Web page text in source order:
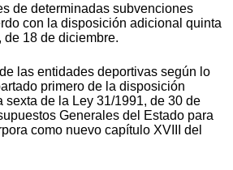
de determinadas subvenciones
con la disposición adicional quinta
de 18 de diciembre.
las entidades deportivas según lo
primero de la disposición
sexta de la Ley 31/1991, de 30 de
Generales del Estado para
como nuevo capítulo XVIII del